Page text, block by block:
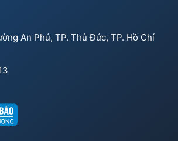
An Phú, TP. Thủ Đức, TP. Hồ Chí